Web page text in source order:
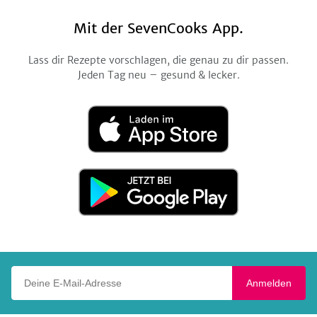
Mit der SevenCooks App.
Lass dir Rezepte vorschlagen, die genau zu dir passen.
Jeden Tag neu – gesund & lecker.
Laden
im
App
Jetzt
Google
Anmelden